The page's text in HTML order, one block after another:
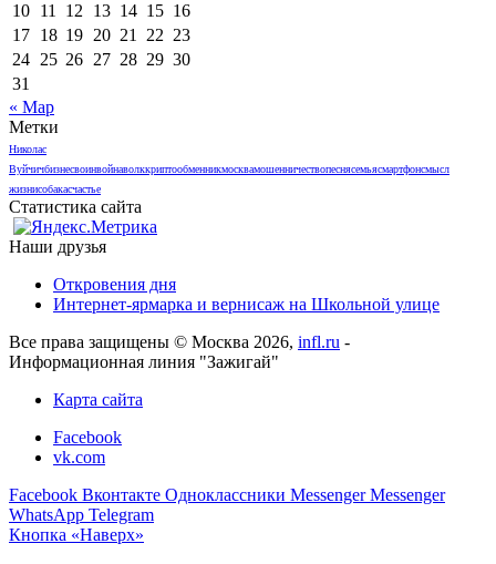
10 11 12 13 14 15 16
17 18 19 20 21 22 23
24 25 26 27 28 29 30
31
« Мар
Метки
Николас
Вуйчичбизнесвоинвойнаволккриптообменникмосквамошенничествопеснясемьясмартфонсмысл
жизнисобакасчастье
Статистика сайта
Наши друзья
Откровения дня
Интернет-ярмарка и вернисаж на Школьной улице
Все права защищены © Москва 2026, infl.ru -
Информационная линия "Зажигай"
Карта сайта
Facebook
vk.com
Facebook Вконтакте Одноклассники Messenger Messenger
WhatsApp Telegram
Кнопка «Наверх»